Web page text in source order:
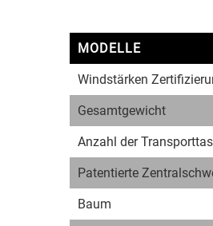
MODELLE
Windstärken
Gesamtgewicht
Anzahl der
Patentierte
Baum